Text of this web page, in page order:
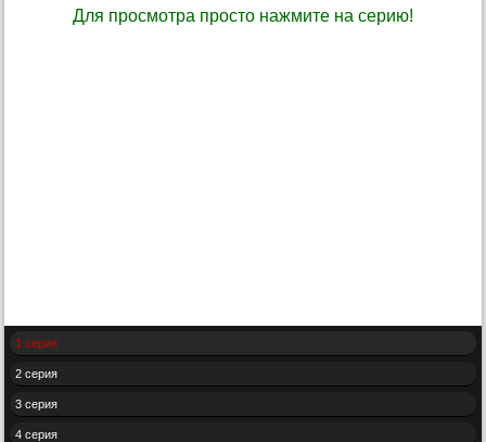
Для просмотра просто нажмите на серию!
1 серия
2 серия
3 серия
4 серия